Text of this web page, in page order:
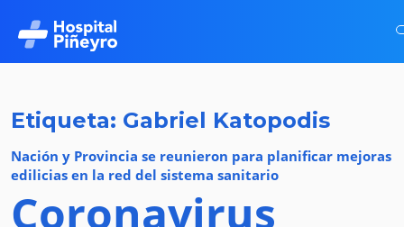
Etiqueta: Gabriel Katopodis
Nación y Provincia se reunieron para planificar mejoras
edilicias en la red del sistema sanitario
Coronavirus